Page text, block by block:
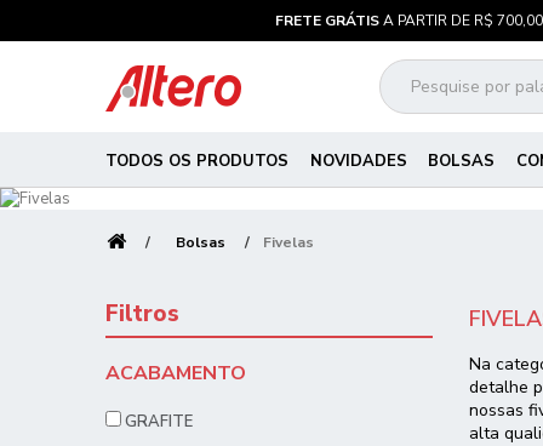
FRETE GRÁTISA PARTIR DE R$ 700,00
TODOS OS PRODUTOS NOVIDADES BOLSAS
Bolsas Fivelas
Filtros
ACABAMENTO
GRAFITE
Na
detalhe
nossas
alta